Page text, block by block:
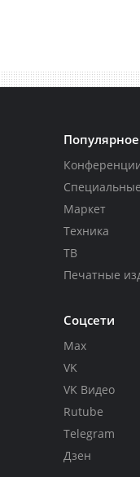
Популярное
Маркет
Техника
ТВ
Печатные
Соцсети
Max
VK
VK Видео
Rutube
Telegram
Дзен